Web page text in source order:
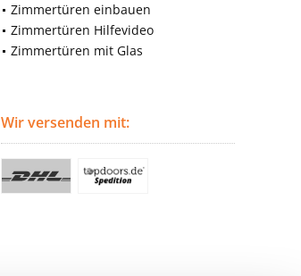
Zimmertüren einbauen
Zimmertüren Hilfevideo
Zimmertüren mit Glas
Wir versenden mit: